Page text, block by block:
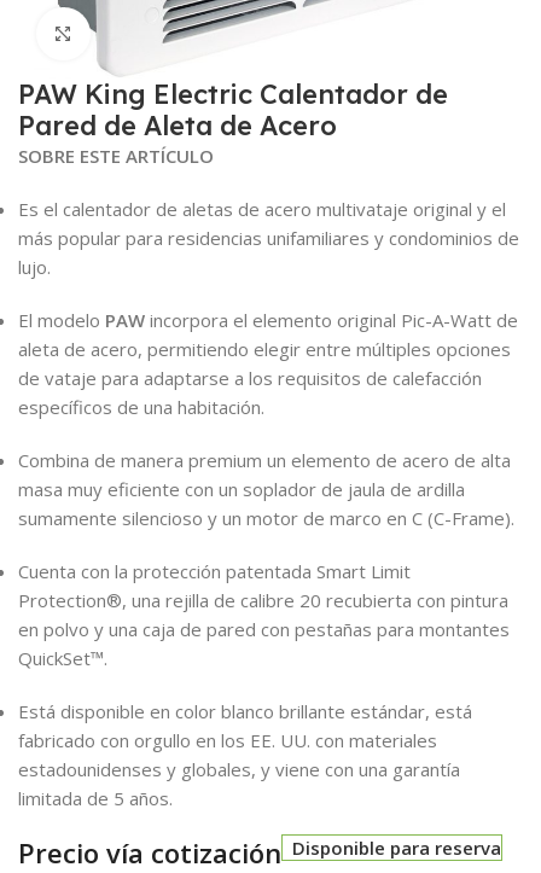
Click to enlarge
PAW King Electric Calentador de
Pared de Aleta de Acero
SOBRE ESTE ARTÍCULO
Es el calentador de aletas de acero multivataje original y el
más popular para residencias unifamiliares y condominios de
lujo.
El modelo PAW incorpora el elemento original Pic-A-Watt de
aleta de acero, permitiendo elegir entre múltiples opciones
de vataje para adaptarse a los requisitos de calefacción
específicos de una habitación.
Combina de manera premium un elemento de acero de alta
masa muy eficiente con un soplador de jaula de ardilla
sumamente silencioso y un motor de marco en C (C-Frame).
Cuenta con la protección patentada Smart Limit
Protection®, una rejilla de calibre 20 recubierta con pintura
en polvo y una caja de pared con pestañas para montantes
QuickSet™.
Está disponible en color blanco brillante estándar, está
fabricado con orgullo en los EE. UU. con materiales
estadounidenses y globales, y viene con una garantía
limitada de 5 años.
Precio vía cotización Disponible para reserva